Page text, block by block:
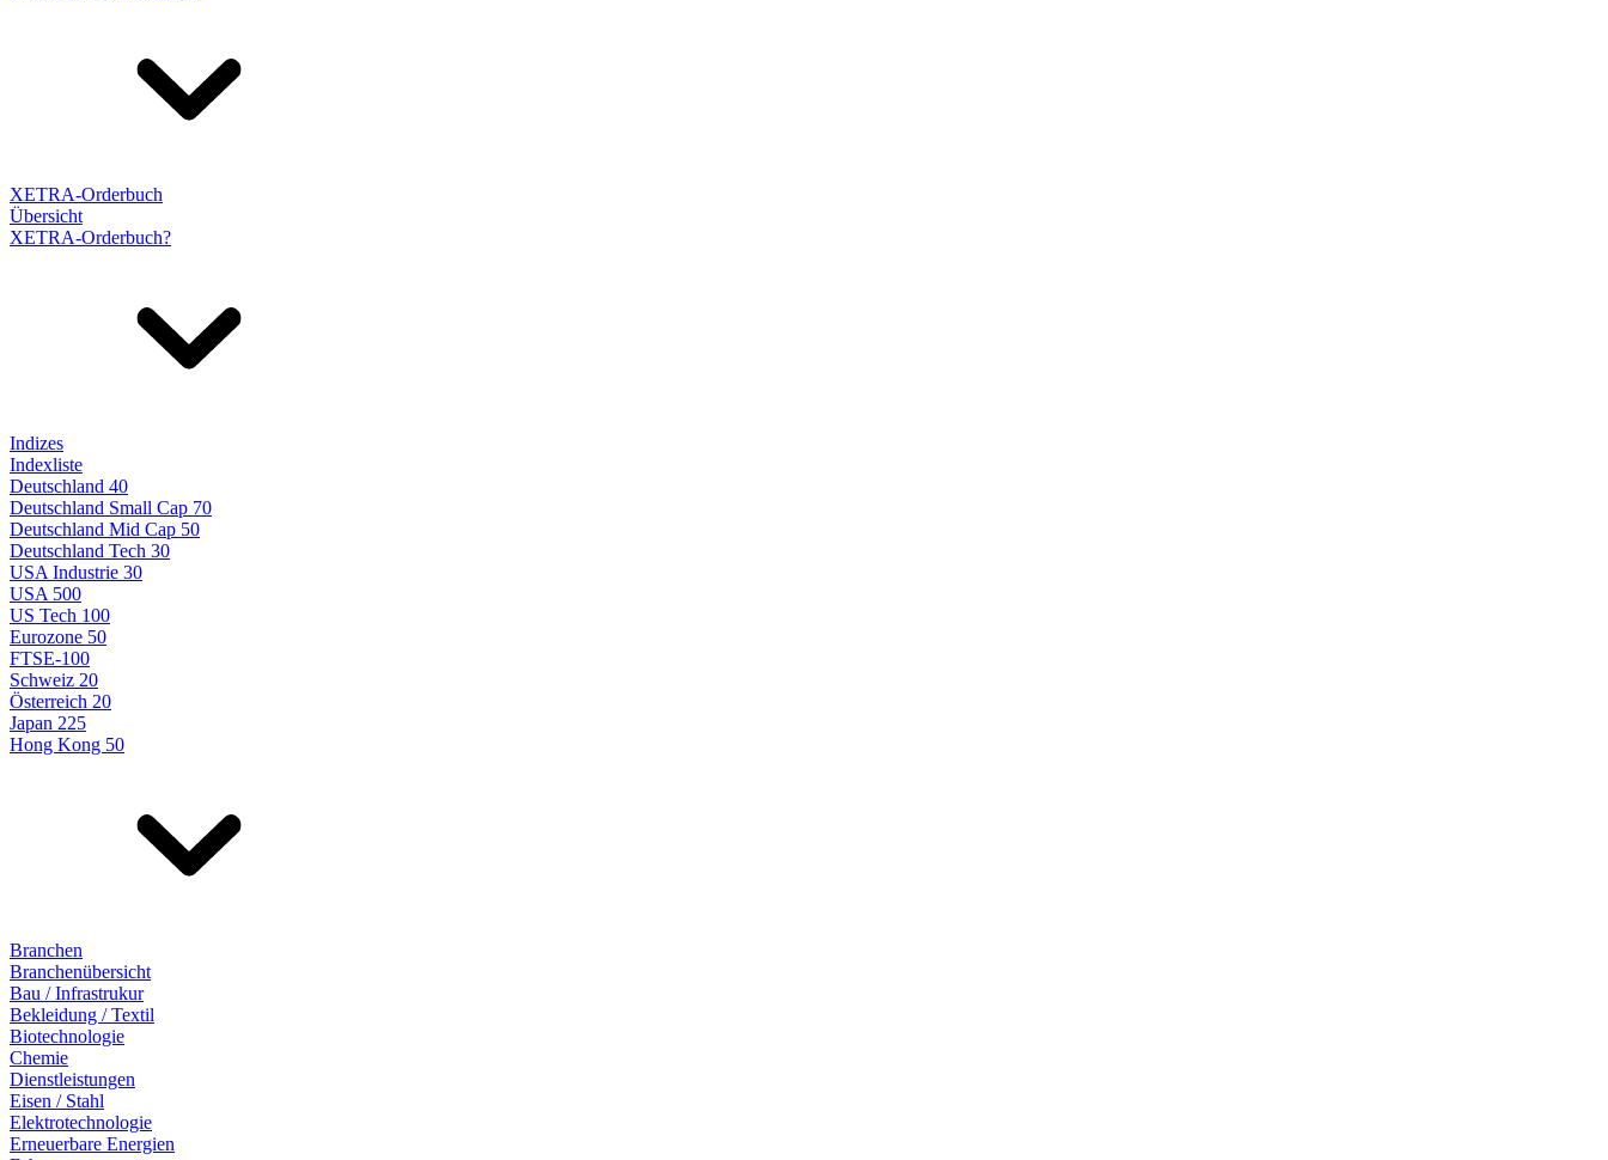
XETRA-Orderbuch
Übersicht
XETRA-Orderbuch?
Indizes
Indexliste
Deutschland 40
Deutschland Small Cap 70
Deutschland Mid Cap 50
Deutschland Tech 30
USA Industrie 30
USA 500
US Tech 100
Eurozone 50
FTSE-100
Schweiz 20
Österreich 20
Japan 225
Hong Kong 50
Branchen
Branchenübersicht
Bau / Infrastrukur
Bekleidung / Textil
Biotechnologie
Chemie
Dienstleistungen
Eisen / Stahl
Elektrotechnologie
Erneuerbare Energien